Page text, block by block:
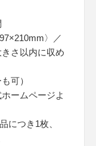
〉／
さ以内に収め
可）
ームページよ
につき1枚、